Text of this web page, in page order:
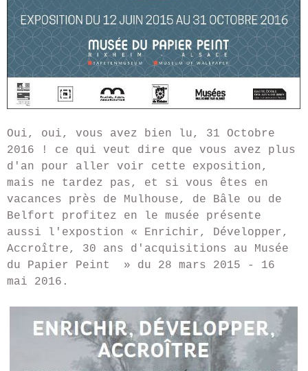
Oui, oui, vous avez bien lu, 31 Octobre
2016 ! ce qui veut dire que vous avez plus
d'an pour aller voir cette exposition,
mais ne tardez pas, et si vous êtes en
vacances près de Mulhouse, de Bâle ou de
Belfort profitez en le musée présente
aussi l'expostion « Enrichir, Développer,
Accroître, 30 ans d'acquisitions au Musée
du Papier Peint » du 28 mars 2015 - 16
mai 2016.